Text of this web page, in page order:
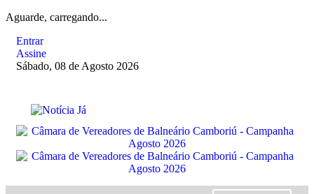
Aguarde, carregando...
Entrar
Assine
Sábado, 08 de Agosto 2026